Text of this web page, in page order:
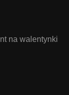
na walentynki